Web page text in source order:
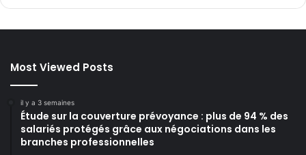
Most Viewed Posts
il y a 3 semaines
Étude sur la couverture prévoyance : plus de 94 % des
salariés protégés grâce aux négociations dans les
branches professionnelles